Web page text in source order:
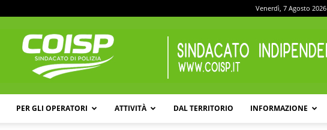
Venerdì, 7 Agosto 2026
PER GLI OPERATORI ATTIVITÀ DAL TERRITORIO INFORMAZIONE